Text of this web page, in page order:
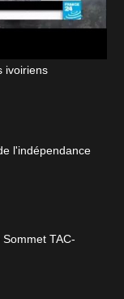
ivoiriens
l'indépendance
TAC-